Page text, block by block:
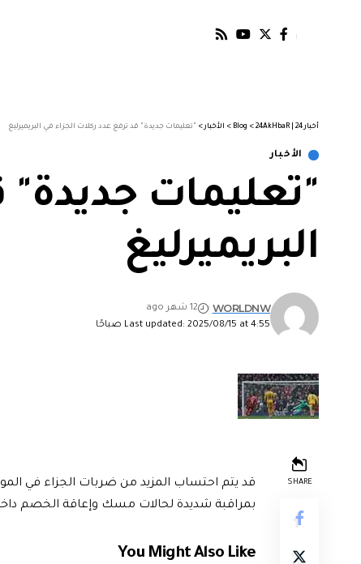
أخبار 24 | 24AkHbaR >
Blog
> الأخبار > "تعليمات جديدة" قد ترفع عدد ركلات الجزاء في البريميرليغ
الأخبار
"تعليمات جديدة"
البريميرليغ
Last updated: 2025/08/15 at 4:55 صباحًا
WORLDNW
12 شهر ago
SHARE
قد يتم احتساب المزيد من ضربات الجزاء في
بمراقبة شديدة لحالات مسك وإعاقة الخصم
You Might Also Like